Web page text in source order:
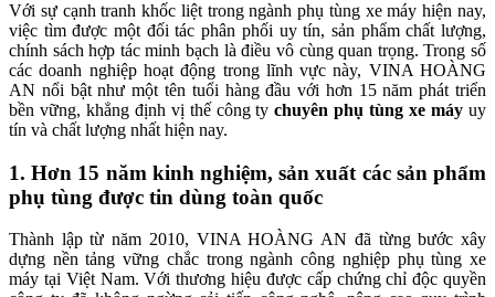
Với sự cạnh tranh khốc liệt trong ngành phụ tùng xe máy hiện nay,
việc tìm được một đối tác phân phối uy tín, sản phẩm chất lượng,
chính sách hợp tác minh bạch là điều vô cùng quan trọng. Trong số
các doanh nghiệp hoạt động trong lĩnh vực này, VINA HOÀNG
AN nổi bật như một tên tuổi hàng đầu với hơn 15 năm phát triển
bền vững, khẳng định vị thế công tychuyên phụ tùng xe máy uy
tín và chất lượng nhất hiện nay.
1. Hơn 15 năm kinh nghiệm, sản xuất các sản phẩm
phụ tùng được tin dùng toàn quốc
Thành lập từ năm 2010, VINA HOÀNG AN đã từng bước xây
dựng nền tảng vững chắc trong ngành công nghiệp phụ tùng xe
máy tại Việt Nam. Với thương hiệu được cấp chứng chỉ độc quyền